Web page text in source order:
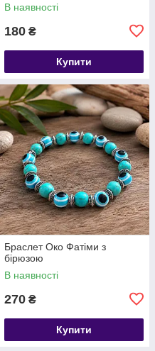
В наявності
180 ₴
Купити
Браслет Око Фатіми з
бірюзою
В наявності
270 ₴
Купити